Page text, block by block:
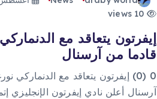
إيفرتون يتعاقد مع
قادما من آرسنال
0 (0) إيفرتون يتعاقد مع الدنماركي
آرسنال أعلن نادي إيفرتون الإنجليزي